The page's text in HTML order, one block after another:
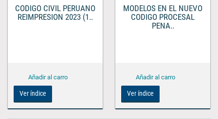
CODIGO CIVIL PERUANO
REIMPRESION 2023 (1..
Ver índice
MODELOS EN EL NUEVO
CODIGO PROCESAL
PENA..
Ver índice